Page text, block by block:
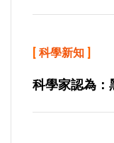
[ 科學新知 ]
科學家認為：